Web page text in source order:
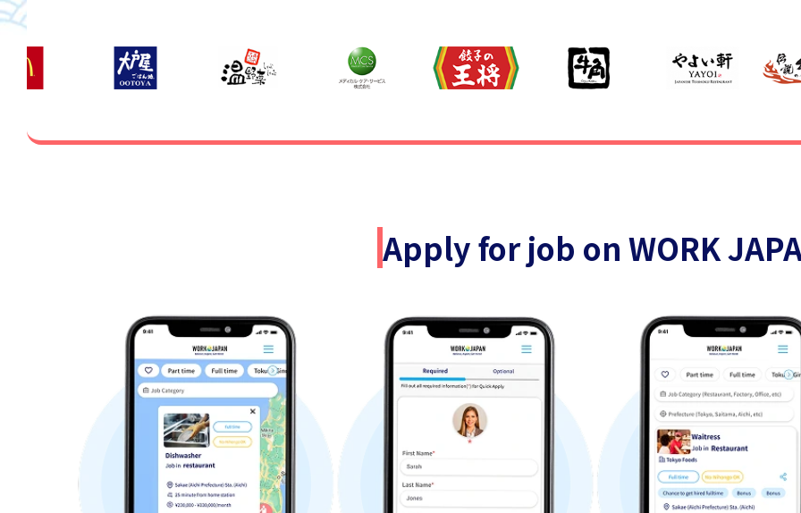
Apply for job on WORK